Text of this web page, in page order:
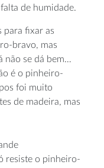
de humidade.
para fixar as
bravo, mas
não se dá bem…
é o pinheiro-
foi muito
de madeira, mas
resiste o pinheiro-